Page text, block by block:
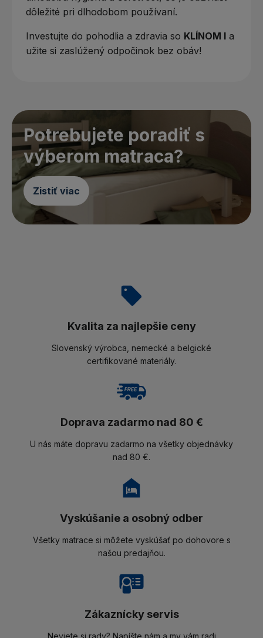
dôležité pri dlhodobom používaní.
Investujte do pohodlia a zdravia so KLÍNOM I a
užite si zaslúžený odpočinok bez obáv!
Potrebujete poradiť s
výberom matraca?
Zistiť viac
Kvalita za najlepšie ceny
Slovenský výrobca, nemecké a belgické
certifikované materiály.
Doprava zadarmo nad 80 €
U nás máte dopravu zadarmo na všetky objednávky
nad 80 €.
Vyskúšanie a osobný odber
Všetky matrace si môžete vyskúšať po dohovore s
našou predajňou.
Zákaznícky servis
Neviete si rady? Napíšte nám a my vám radi